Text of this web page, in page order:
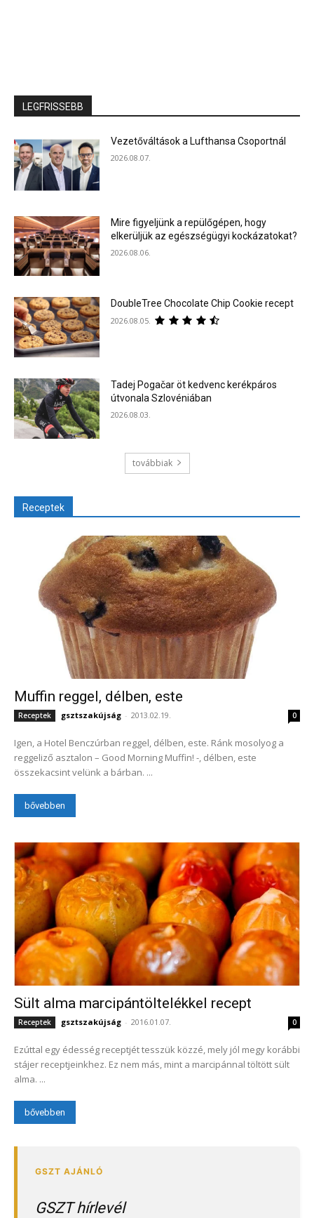
LEGFRISSEBB
Vezetőváltások a Lufthansa Csoportnál
2026.08.07.
Mire figyeljünk a repülőgépen, hogy
elkerüljük az egészségügyi kockázatokat?
2026.08.06.
DoubleTree Chocolate Chip Cookie recept
2026.08.05.
Tadej Pogačar öt kedvenc kerékpáros
útvonala Szlovéniában
2026.08.03.
továbbiak
Receptek
Muffin reggel, délben, este
Receptek gsztszakújság - 2013.02.19. 0
Igen, a Hotel Benczúrban reggel, délben, este. Ránk mosolyog a
reggeliző asztalon – Good Morning Muffin! -, délben, este
összekacsint velünk a bárban. ...
bővebben
Sült alma marcipántöltelékkel recept
Receptek gsztszakújság - 2016.01.07. 0
Ezúttal egy édesség receptjét tesszük közzé, mely jól megy korábbi
stájer receptjeinkhez. Ez nem más, mint a marcipánnal töltött sült
alma. ...
bővebben
GSZT hírlevél